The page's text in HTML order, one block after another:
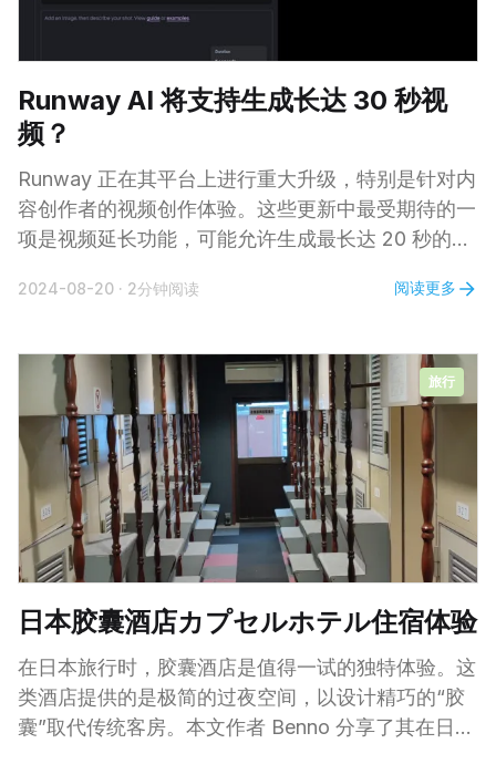
Runway AI 将支持生成长达 30 秒视
频？
Runway 正在其平台上进行重大升级，特别是针对内
容创作者的视频创作体验。这些更新中最受期待的一
项是视频延长功能，可能允许生成最长达 20 秒的片
时长中，还是表示延长后视频的最终时长。如果是前
成内容的一大进步。 另一个令人兴奋的更新是新增
了新的视频比例，包括纵向模式。对于在 TikTok 和
Instagram Reels 上发布内容的创作者来说，这项功
能至关重要，因为它允许直接生成适合这些平台格式
的视频，无需后期裁剪。
2024-08-20 · 2分钟阅读 阅读更多
旅行
日本胶囊酒店カプセルホテル住宿体验
在日本旅行时，胶囊酒店是值得一试的独特体验。这
类酒店提供的是极简的过夜空间，以设计精巧的“胶
囊”取代传统客房。本文作者 Benno 分享了其在日本